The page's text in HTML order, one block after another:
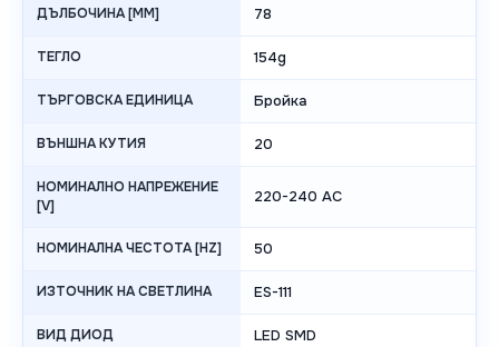
ДЪЛБОЧИНА [MM] 78
ТЕГЛО 154g
ТЪРГОВСКА ЕДИНИЦА Бройка
ВЪНШНА КУТИЯ 20
НОМИНАЛНО НАПРЕЖЕНИЕ
[V]
220-240 AC
НОМИНАЛНА ЧЕСТОТА [HZ] 50
ИЗТОЧНИК НА СВЕТЛИНА ES-111
ВИД ДИОД LED SMD